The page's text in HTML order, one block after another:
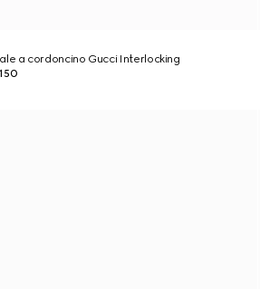
a cordoncino Gucci Interlocking